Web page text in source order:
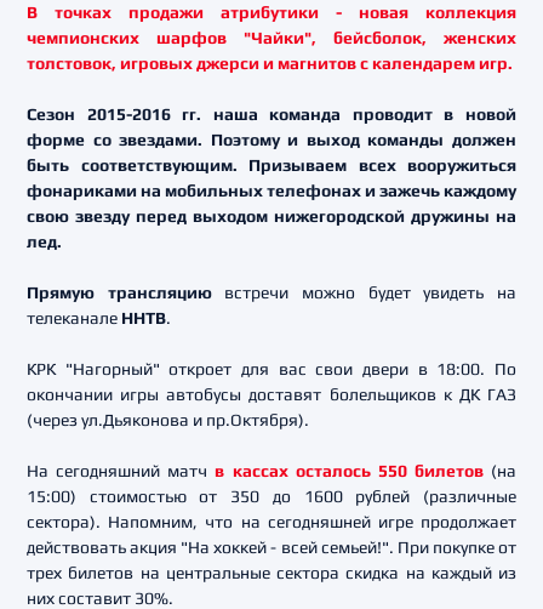
В точках продажи атрибутики - новая коллекция
чемпионских шарфов "Чайки", бейсболок, женских
толстовок, игровых джерси и магнитов с календарем игр.
Сезон 2015-2016 гг. наша команда проводит в новой
форме со звездами. Поэтому и выход команды должен
быть соответствующим. Призываем всех вооружиться
фонариками на мобильных телефонах и зажечь каждому
свою звезду перед выходом нижегородской дружины на
лед.
Прямую трансляциювстречи можно будет увидеть на
телеканале ННТВ.
КРК "Нагорный" откроет для вас свои двери в 18:00. По
окончании игры автобусы доставят болельщиков к ДК ГАЗ
(через ул.Дьяконова и пр.Октября).
На сегодняшний матчв кассах осталось 550 билетов(на
15:00) стоимостью от 350 до 1600 рублей (различные
сектора). Напомним, что на сегодняшней игре продолжает
действовать акция "На хоккей - всей семьей!". При покупке от
трех билетов на центральные сектора скидка на каждый из
них составит 30%.